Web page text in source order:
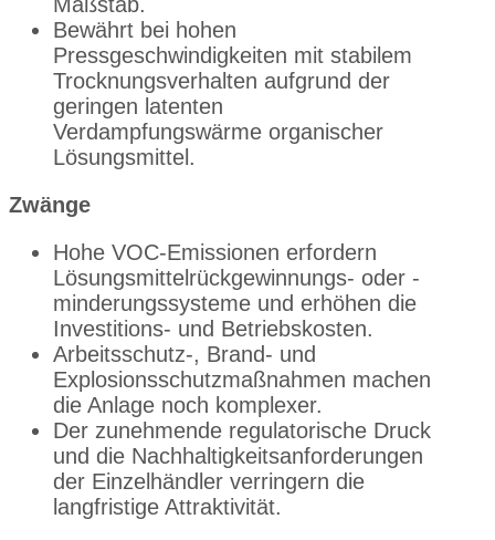
Bewährt bei hohen
Pressgeschwindigkeiten mit stabilem
Trocknungsverhalten aufgrund der
geringen latenten
Verdampfungswärme organischer
Lösungsmittel.
Zwänge
Hohe VOC-Emissionen erfordern
Lösungsmittelrückgewinnungs- oder -
minderungssysteme und erhöhen die
Investitions- und Betriebskosten.
Arbeitsschutz-, Brand- und
Explosionsschutzmaßnahmen machen
die Anlage noch komplexer.
Der zunehmende regulatorische Druck
und die Nachhaltigkeitsanforderungen
der Einzelhändler verringern die
langfristige Attraktivität.